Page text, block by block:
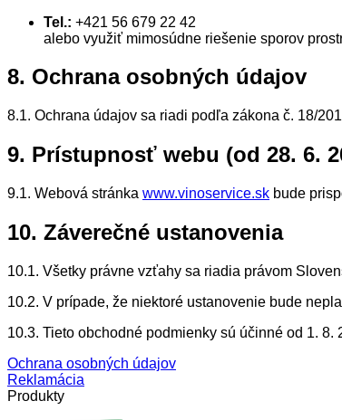
Tel.: +421 56 679 22 42
alebo využiť mimosúdne riešenie sporov
8. Ochrana osobných údajov
8.1. Ochrana údajov sa riadi podľa zákona č. 18/
9. Prístupnosť webu (od 28. 6.
9.1. Webová stránka www.vinoservice.sk bude
10. Záverečné ustanovenia
10.1. Všetky právne vzťahy sa riadia právom
10.2. V prípade, že niektoré ustanovenie bude
10.3. Tieto obchodné podmienky sú účinné od 1.
Ochrana osobných údajov
Reklamácia
Produkty